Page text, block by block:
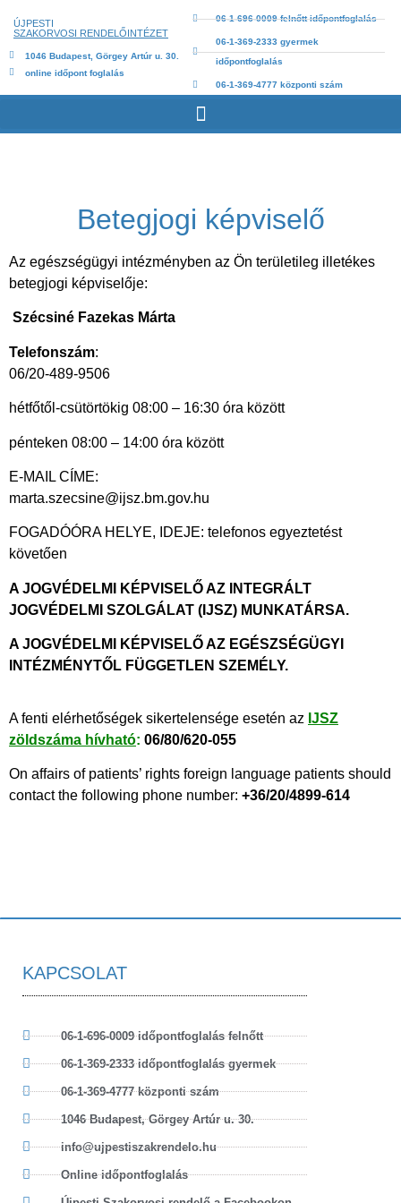
ÚJPESTI
SZAKORVOSI RENDELŐINTÉZET
1046 Budapest, Görgey Artúr u. 30.
online időpont foglalás
06-1-696-0009 felnőtt időpontfoglalás
06-1-369-2333 gyermek
időpontfoglalás
06-1-369-4777 központi szám
Betegjogi képviselő
Az egészségügyi intézményben az Ön területileg illetékes
betegjogi képviselője:
Szécsiné Fazekas Márta
Telefonszám:
06/20-489-9506
hétfőtől-csütörtökig 08:00 – 16:30 óra között
pénteken 08:00 – 14:00 óra között
E-MAIL CÍME:
marta.szecsine@ijsz.bm.gov.hu
FOGADÓÓRA HELYE, IDEJE: telefonos egyeztetést
követően
A JOGVÉDELMI KÉPVISELŐ AZ INTEGRÁLT
JOGVÉDELMI SZOLGÁLAT (IJSZ) MUNKATÁRSA.
A JOGVÉDELMI KÉPVISELŐ AZ EGÉSZSÉGÜGYI
INTÉZMÉNYTŐL FÜGGETLEN SZEMÉLY.
A fenti elérhetőségek sikertelensége esetén az IJSZ
zöldszáma hívható: 06/80/620-055
On affairs of patients’ rights foreign language patients should
contact the following phone number: +36/20/4899-614
KAPCSOLAT
06-1-696-0009 időpontfoglalás felnőtt
06-1-369-2333 időpontfoglalás gyermek
06-1-369-4777 központi szám
1046 Budapest, Görgey Artúr u. 30.
info@ujpestiszakrendelo.hu
Online időpontfoglalás